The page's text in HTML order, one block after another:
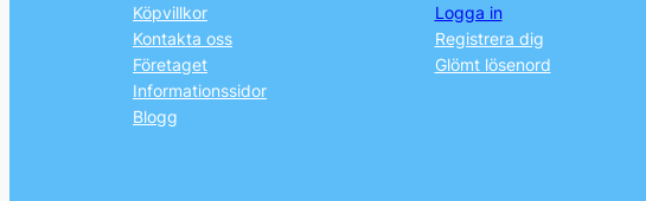
Köpvillkor
Kontakta oss
Företaget
Informationssidor
Blogg
Logga in
Registrera dig
Glömt lösenord